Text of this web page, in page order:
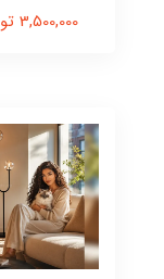
3,500,000 تومان